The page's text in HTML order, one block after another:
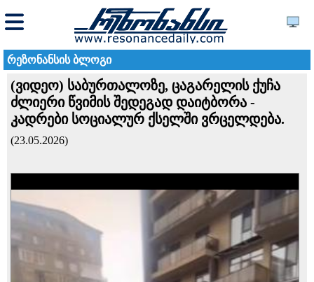
რეზონანსის ბლოგი
(ვიდეო) საბურთალოზე, ცაგარელის ქუჩა
ძლიერი წვიმის შედეგად დაიტბორა -
კადრები სოციალურ ქსელში ვრცელდება.
(23.05.2026)